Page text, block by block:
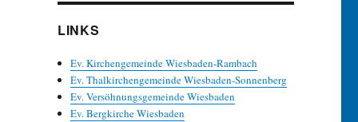
LINKS
Ev. Kirchengemeinde Wiesbaden-Rambach
Ev. Thalkirchengemeinde Wiesbaden-Sonnenberg
Ev. Versöhnungsgemeinde Wiesbaden
Ev. Bergkirche Wiesbaden